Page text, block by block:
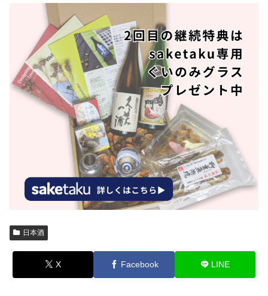
日本酒
X Facebook LINE